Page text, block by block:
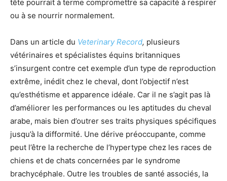
tête pourrait à terme compromettre sa capacité à respirer
ou à se nourrir normalement.
Dans un article du Veterinary Record, plusieurs
vétérinaires et spécialistes équins britanniques
s’insurgent contre cet exemple d’un type de reproduction
extrême, inédit chez le cheval, dont l’objectif n’est
qu’esthétisme et apparence idéale. Car il ne s’agit pas là
d’améliorer les performances ou les aptitudes du cheval
arabe, mais bien d’outrer ses traits physiques spécifiques
jusqu’à la difformité. Une dérive préoccupante, comme
peut l’être la recherche de l’hypertype chez les races de
chiens et de chats concernées par le syndrome
brachycéphale. Outre les troubles de santé associés, la